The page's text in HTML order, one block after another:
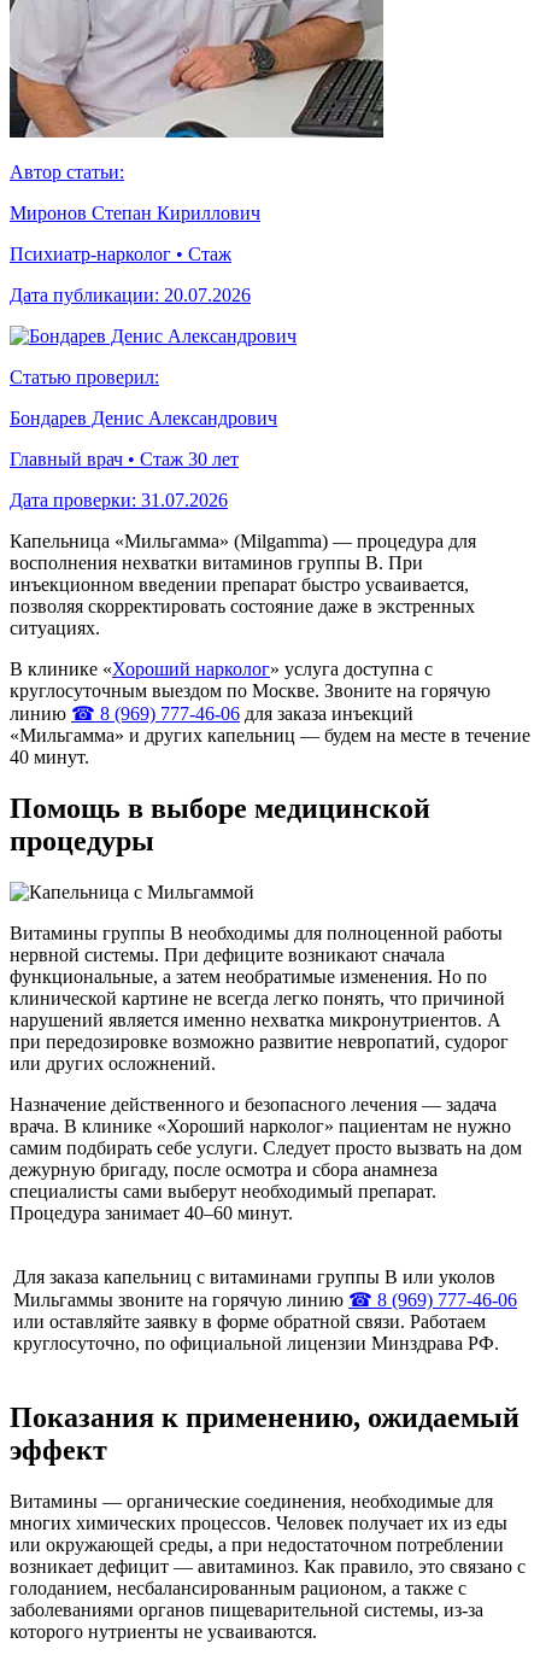
Автор статьи:
Миронов Степан Кириллович
Психиатр-нарколог • Стаж
Дата публикации: 20.07.2026
Статью проверил:
Бондарев Денис Александрович
Главный врач • Стаж 30 лет
Дата проверки: 31.07.2026
Капельница «Мильгамма» (Milgamma) — процедура для
восполнения нехватки витаминов группы В. При
инъекционном введении препарат быстро усваивается,
позволяя скорректировать состояние даже в экстренных
ситуациях.
В клинике «Хороший нарколог» услуга доступна с
круглосуточным выездом по Москве. Звоните на горячую
линию ☎ 8 (969) 777-46-06 для заказа инъекций
«Мильгамма» и других капельниц — будем на месте в течение
40 минут.
Помощь в выборе медицинской
процедуры
Витамины группы В необходимы для полноценной работы
нервной системы. При дефиците возникают сначала
функциональные, а затем необратимые изменения. Но по
клинической картине не всегда легко понять, что причиной
нарушений является именно нехватка микронутриентов. А
при передозировке возможно развитие невропатий, судорог
или других осложнений.
Назначение действенного и безопасного лечения — задача
врача. В клинике «Хороший нарколог» пациентам не нужно
самим подбирать себе услуги. Следует просто вызвать на дом
дежурную бригаду, после осмотра и сбора анамнеза
специалисты сами выберут необходимый препарат.
Процедура занимает 40–60 минут.
Для заказа капельниц с витаминами группы В или уколов
Мильгаммы звоните на горячую линию ☎ 8 (969) 777-46-06
или оставляйте заявку в форме обратной связи. Работаем
круглосуточно, по официальной лицензии Минздрава РФ.
Показания к применению, ожидаемый
эффект
Витамины — органические соединения, необходимые для
многих химических процессов. Человек получает их из еды
или окружающей среды, а при недостаточном потреблении
возникает дефицит — авитаминоз. Как правило, это связано с
голоданием, несбалансированным рационом, а также с
заболеваниями органов пищеварительной системы, из-за
которого нутриенты не усваиваются.